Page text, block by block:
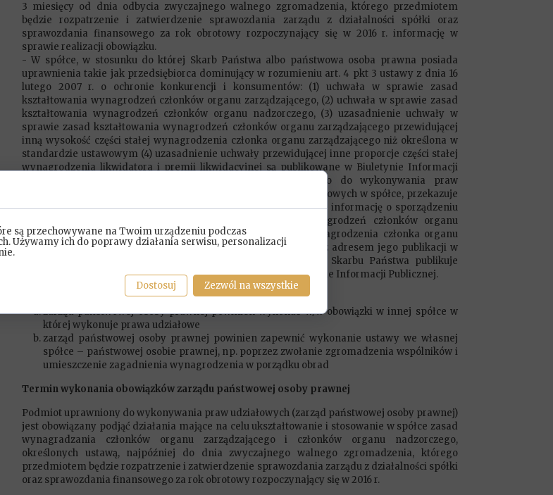
3 miesięcy od dnia odbycia zwyczajnego walnego zgromadzenia, którego przedmiotem
będzie rozpatrzenie i zatwierdzenie sprawozdania zarządu z działalności spółki oraz
sprawozdania finansowego za rok obrotowy rozpoczynający się w 2016 r. informację w
sprawie realizacji obowiązku.
- W spółce, w stosunku do której Skarb Państwa albo państwowa osoba prawna posiada
uprawnienia takie jak przedsiębiorca dominujący w rozumieniu art. 4 pkt 3 ustawy z dnia 16
lutego 2007 r. o ochronie konkurencji i konsumentów: (1) uchwała w sprawie zasad
kształtowania wynagrodzeń członków organu zarządzającego, (2) uchwała w sprawie zasad
kształtowania wynagrodzeń członków organu nadzorczego, (3) uzasadnienie uchwały w
sprawie zasad kształtowania wynagrodzeń członków organu zarządzającego przewidującej
inną wysokość części stałej wynagrodzenia członka organu zarządzającego niż określona w
standardzie ustawowym (4) uzasadnienie uchwały przewidującej inne proporcje części stałej
wynagrodzenia likwidatora i premii likwidacyjnej są publikowane w Biuletynie Informacji
Publicznej na stronie podmiotowej podmiotu uprawnionego do wykonywania praw
udziałowych. Podmiot uprawniony do wykonywania praw udziałowych w spółce, przekazuje
niezwłocznie ministrowi właściwemu do spraw Skarbu Państwa informację o sporządzeniu
uzasadnienia uchwały w sprawie zasad kształtowania wynagrodzeń członków organu
zarządzającego przewidującej inną wysokość części stałej wynagrodzenia członka organu
zarządzającego niż określona w standardzie ustawowym, wraz z adresem jego publikacji w
Biuletynie Informacji Publicznej. Minister właściwy do spraw Skarbu Państwa publikuje
przekazaną informację na swojej stronie podmiotowej w Biuletynie Informacji Publicznej.
zarząd państwowej osoby prawnej powinien wykonać w/w obowiązki w innej spółce w
której wykonuje prawa udziałowe
zarząd państwowej osoby prawnej powinien zapewnić wykonanie ustawy we własnej
spółce – państwowej osobie prawnej, np. poprzez zwołanie zgromadzenia wspólników i
umieszczenie zagadnienia wynagrodzenia w porządku obrad
Termin wykonania obowiązków zarządu państwowej osoby prawnej
Podmiot uprawniony do wykonywania praw udziałowych (zarząd państwowej osoby prawnej)
jest obowiązany podjąć działania mające na celu ukształtowanie i stosowanie w spółce zasad
wynagradzania członków organu zarządzającego i członków organu nadzorczego,
określonych ustawą, najpóźniej do dnia zwyczajnego walnego zgromadzenia, którego
przedmiotem będzie rozpatrzenie i zatwierdzenie sprawozdania zarządu z działalności spółki
oraz sprawozdania finansowego za rok obrotowy rozpoczynający się w 2016 r.
są przechowywane na Twoim urządzeniu podczas
Używamy ich do poprawy działania serwisu, personalizacji
Dostosuj Zezwól na wszystkie